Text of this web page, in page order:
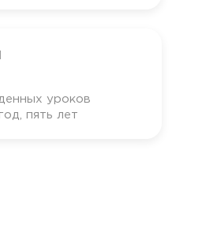
уроков
пять лет